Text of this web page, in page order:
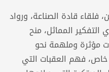
فلقاء قادة الصناعة، ورواد
التفكير المماثل، منح
مؤثرة وملهمة نحو
فهم العقبات التي